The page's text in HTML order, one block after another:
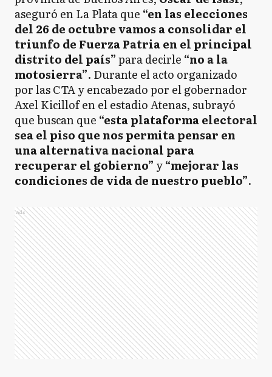
aseguró en La Plata que “en las elecciones
del 26 de octubre vamos a consolidar el
triunfo de Fuerza Patria en el principal
distrito del país”para decirle “no a la
motosierra”. Durante el acto organizado
por las CTA y encabezado por el gobernador
Axel Kicillof en el estadio Atenas, subrayó
que buscan que “esta plataforma electoral
sea el piso que nos permita pensar en
una alternativa nacional para
recuperar el gobierno” y“mejorar las
condiciones de vida de nuestro pueblo”.
Ads